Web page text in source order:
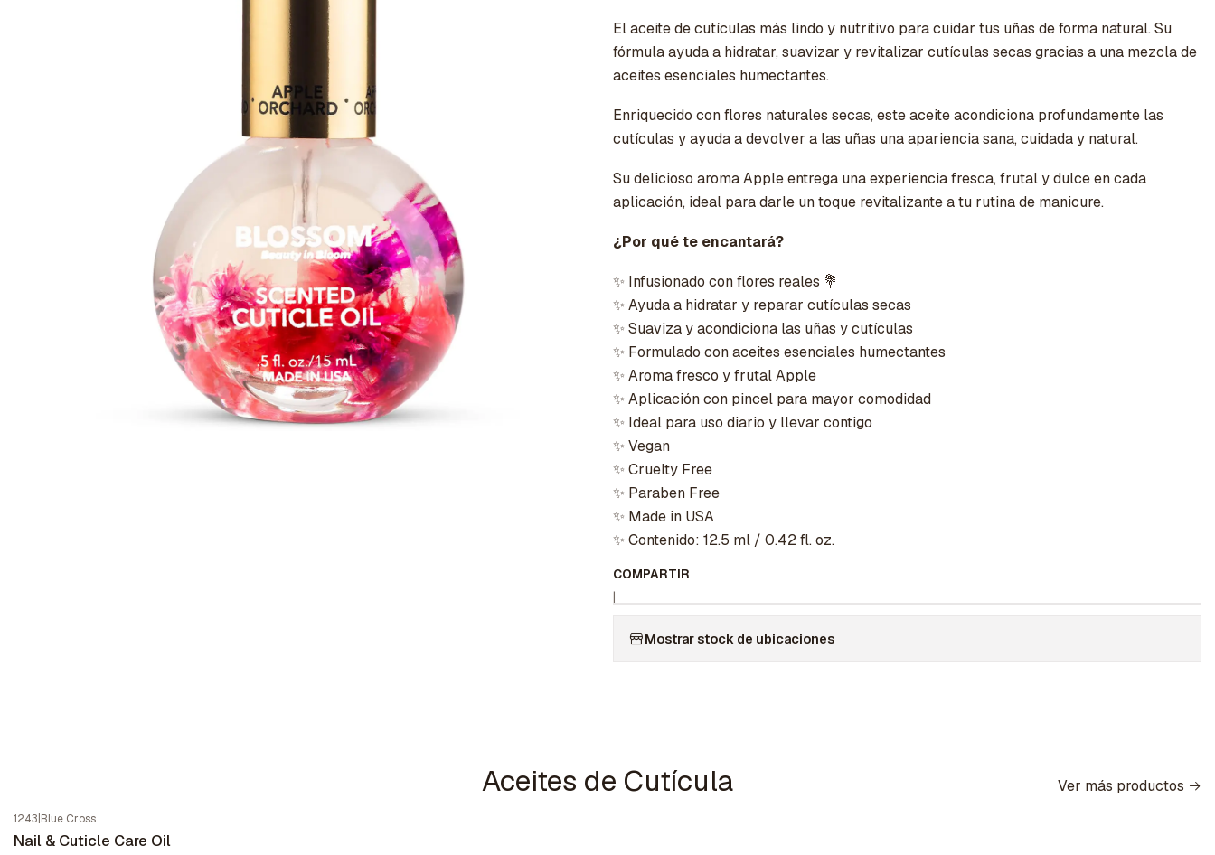
El aceite de cutículas más lindo y nutritivo para cuidar tus uñas de forma natural. Su
fórmula ayuda a hidratar, suavizar y revitalizar cutículas secas gracias a una mezcla de
aceites esenciales humectantes.
Enriquecido con flores naturales secas, este aceite acondiciona profundamente las
cutículas y ayuda a devolver a las uñas una apariencia sana, cuidada y natural.
Su delicioso aroma Apple entrega una experiencia fresca, frutal y dulce en cada
aplicación, ideal para darle un toque revitalizante a tu rutina de manicure.
¿Por qué te encantará?
✨ Infusionado con flores reales 💐
✨ Ayuda a hidratar y reparar cutículas secas
✨ Suaviza y acondiciona las uñas y cutículas
✨ Formulado con aceites esenciales humectantes
✨ Aroma fresco y frutal Apple
✨ Aplicación con pincel para mayor comodidad
✨ Ideal para uso diario y llevar contigo
✨ Vegan
✨ Cruelty Free
✨ Paraben Free
✨ Made in USA
✨ Contenido: 12.5 ml / 0.42 fl. oz.
COMPARTIR
|
Mostrar stock de ubicaciones
Aceites de Cutícula Ver más productos
1243 Blue Cross
Nail & Cuticle Care Oil